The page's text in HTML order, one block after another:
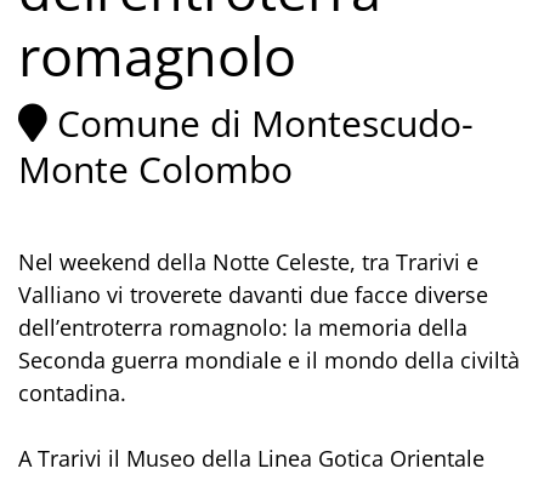
romagnolo
Comune di Montescudo-
Monte Colombo
Nel weekend della Notte Celeste, tra Trarivi e
Valliano vi troverete davanti due facce diverse
dell’entroterra romagnolo: la memoria della
Seconda guerra mondiale e il mondo della civiltà
contadina.
A Trarivi il Museo della Linea Gotica Orientale